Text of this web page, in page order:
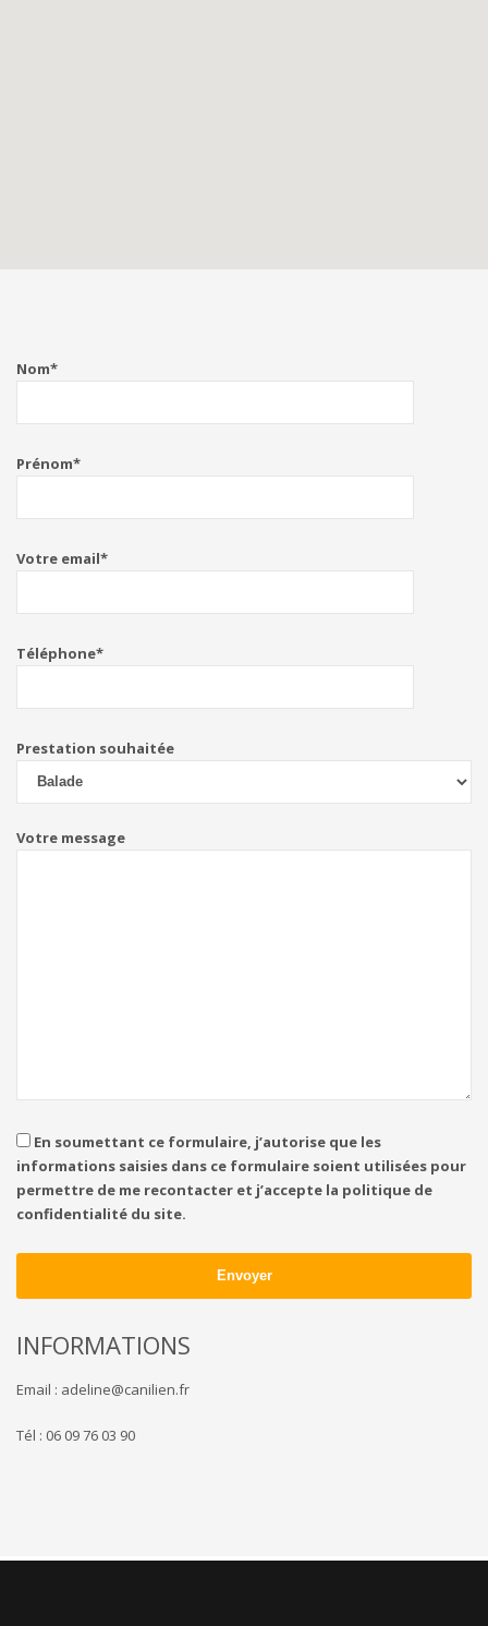
Nom*
Prénom*
Votre email*
Téléphone*
Prestation souhaitée
Votre message
En soumettant ce formulaire, j’autorise que les
informations saisies dans ce formulaire soient utilisées pour
permettre de me recontacter et j’accepte la politique de
confidentialité du site.
INFORMATIONS
Email : adeline@canilien.fr
Tél : 06 09 76 03 90